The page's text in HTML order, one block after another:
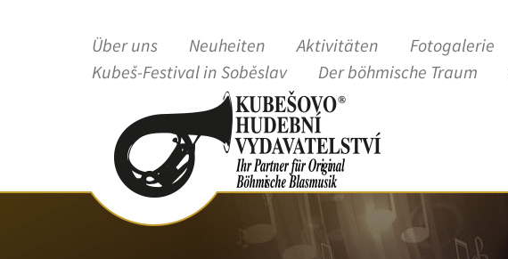
Über uns Neuheiten Aktivitäten Fotogalerie
Kubeš-Festival in Soběslav
Der böhmische Traum